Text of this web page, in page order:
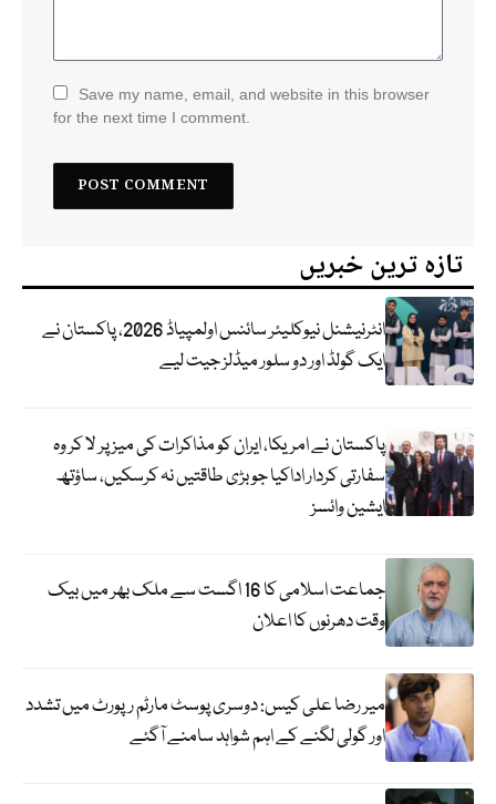
Save my name, email, and website in this browser
for the next time I comment.
تازہ ترین خبریں
انٹرنیشنل نیوکلیئر سائنس اولمپیاڈ 2026، پاکستان نے
ایک گولڈ اور دو سلور میڈلز جیت لیے
پاکستان نے امریکا، ایران کو مذاکرات کی میز پر لا کر وہ
سفارتی کردار اداکیا جو بڑی طاقتیں نہ کرسکیں، ساؤتھ
ایشین وائسز
جماعت اسلامی کا 16 اگست سے ملک بھر میں بیک
وقت دھرنوں کا اعلان
میر رضا علی کیس: دوسری پوسٹ مارٹم رپورٹ میں تشدد
اور گولی لگنے کے اہم شواہد سامنے آگئے